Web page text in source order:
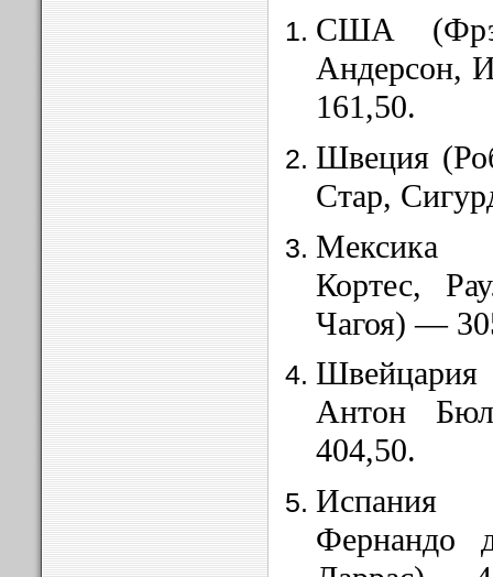
США
Андерсон,
161,50.
Швеция
Стар,
Мексика
Кортес,
Чагоя) —
Антон
404,50.
Испания
Фернандо